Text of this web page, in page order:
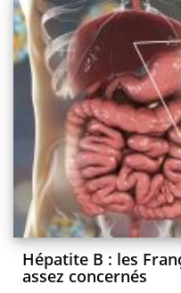
Hépatite B : les
assez concernés